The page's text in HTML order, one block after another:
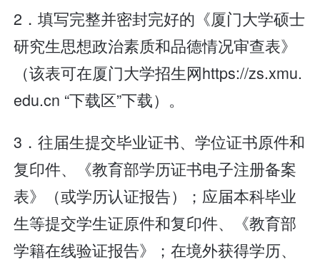
2．填写完整并密封完好的《厦门大学硕士
研究生思想政治素质和品德情况审查表》
（该表可在厦门大学招生网https://zs.xmu.
edu.cn “下载区”下载）。
3．往届生提交毕业证书、学位证书原件和
复印件、《教育部学历证书电子注册备案
表》（或学历认证报告）；应届本科毕业
生等提交学生证原件和复印件、《教育部
学籍在线验证报告》；在境外获得学历、